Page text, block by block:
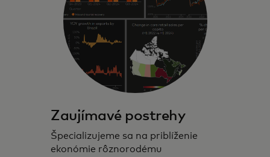
Zaujímavé postrehy
Špecializujeme sa na priblíženie
ekonómie rôznorodému